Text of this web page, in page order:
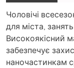
Чоловічі
для міста,
Високоякісний
забезпечує
наночастинкам